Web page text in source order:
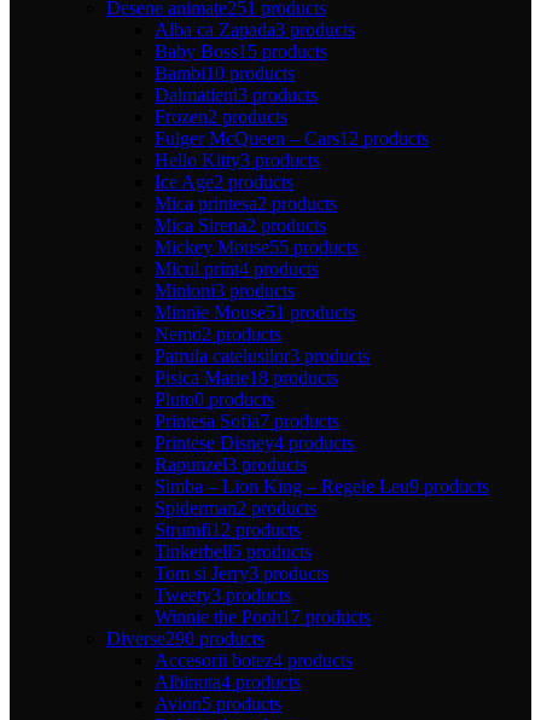
Desene animate251 products
Alba ca Zapada3 products
Baby Boss15 products
Bambi10 products
Dalmatieni3 products
Frozen2 products
Fulger McQueen – Cars12 products
Hello Kitty3 products
Ice Age2 products
Mica printesa2 products
Mica Sirena2 products
Mickey Mouse55 products
Micul print4 products
Minioni3 products
Minnie Mouse51 products
Nemo2 products
Patrula catelusilor3 products
Pisica Marie18 products
Pluto0 products
Printesa Sofia7 products
Printese Disney4 products
Rapunzel3 products
Simba – Lion King – Regele Leu9 products
Spiderman2 products
Strumfi12 products
Tinkerbell5 products
Tom si Jerry3 products
Tweety3 products
Winnie the Pooh17 products
Diverse290 products
Accesorii botez4 products
Albinuta4 products
Avion5 products